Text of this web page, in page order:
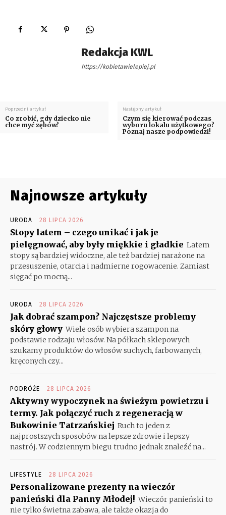
Redakcja KWL
https://kobietawielepiej.pl
Poprzedni artykuł
Co zrobić, gdy dziecko nie
chce myć zębów?
Następny artykuł
Czym się kierować podczas
wyboru lokalu użytkowego?
Poznaj nasze podpowiedzi!
Najnowsze artykuły
URODA 28 LIPCA 2026
Stopy latem – czego unikać i jak je
pielęgnować, aby były miękkie i gładkie Latem
stopy są bardziej widoczne, ale też bardziej narażone na
przesuszenie, otarcia i nadmierne rogowacenie. Zamiast
sięgać po mocną...
URODA 28 LIPCA 2026
Jak dobrać szampon? Najczęstsze problemy
skóry głowy Wiele osób wybiera szampon na
podstawie rodzaju włosów. Na półkach sklepowych
szukamy produktów do włosów suchych, farbowanych,
kręconych czy...
PODRÓŻE 28 LIPCA 2026
Aktywny wypoczynek na świeżym powietrzu i
termy. Jak połączyć ruch z regeneracją w
Bukowinie Tatrzańskiej Ruch to jeden z
najprostszych sposobów na lepsze zdrowie i lepszy
nastrój. W codziennym biegu trudno jednak znaleźć na...
LIFESTYLE 28 LIPCA 2026
Personalizowane prezenty na wieczór
panieński dla Panny Młodej! Wieczór panieński to
nie tylko świetna zabawa, ale także okazja do